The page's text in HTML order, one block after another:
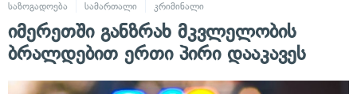
საზოგადოება
სამართალი კრიმინალი
იმერეთში განზრახ მკვლელობის
ბრალდებით ერთი პირი დააკავეს